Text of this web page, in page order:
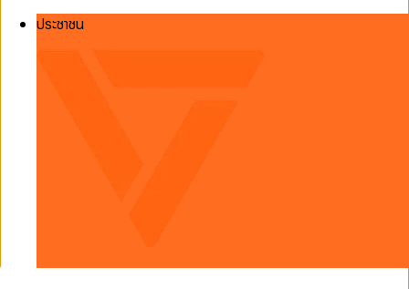
ประชาชน